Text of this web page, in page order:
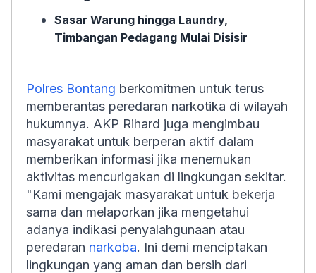
Sasar Warung hingga Laundry,
Timbangan Pedagang Mulai Disisir
Polres Bontang berkomitmen untuk terus
memberantas peredaran narkotika di wilayah
hukumnya. AKP Rihard juga mengimbau
masyarakat untuk berperan aktif dalam
memberikan informasi jika menemukan
aktivitas mencurigakan di lingkungan sekitar.
"Kami mengajak masyarakat untuk bekerja
sama dan melaporkan jika mengetahui
adanya indikasi penyalahgunaan atau
peredaran narkoba. Ini demi menciptakan
lingkungan yang aman dan bersih dari